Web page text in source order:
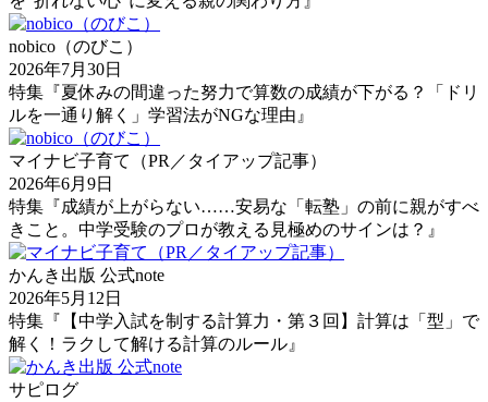
nobico（のびこ）
2026年7月30日
特集『夏休みの間違った努力で算数の成績が下がる？「ドリ
ルを一通り解く」学習法がNGな理由』
マイナビ子育て（PR／タイアップ記事）
2026年6月9日
特集『成績が上がらない……安易な「転塾」の前に親がすべ
きこと。中学受験のプロが教える見極めのサインは？』
かんき出版 公式note
2026年5月12日
特集『【中学入試を制する計算力・第３回】計算は「型」で
解く！ラクして解ける計算のルール』
サピログ